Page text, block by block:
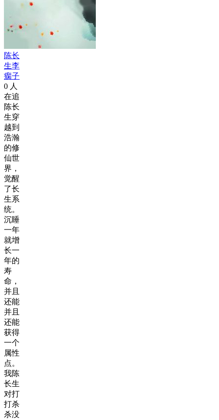
陈长
生李
瘸子
0 人
在追
陈长
生穿
越到
浩瀚
的修
仙世
界，
觉醒
了长
生系
统。
沉睡
一年
就增
长一
年的
寿
命，
并且
还能
并且
还能
获得
一个
属性
点。
我陈
长生
对打
打杀
杀没